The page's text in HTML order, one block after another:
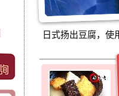
日式扬出豆腐，使